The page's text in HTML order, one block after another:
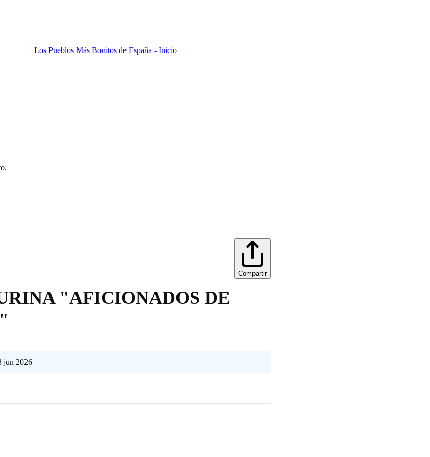
Los Pueblos Más Bonitos de España - Inicio
Compartir
"AFICIONADOS DE
jun 2026